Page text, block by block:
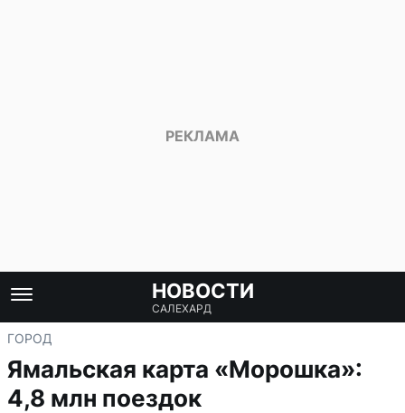
НОВОСТИ
САЛЕХАРД
ГОРОД
Ямальская карта «Морошка»:
4,8 млн поездок